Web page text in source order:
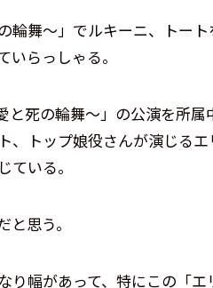
輪舞～」でルキーニ、トー
らっしゃる。
死の輪舞～」の公演を所属
、トップ娘役さんが演じる
いる。
思う。
り幅があって、特にこの「